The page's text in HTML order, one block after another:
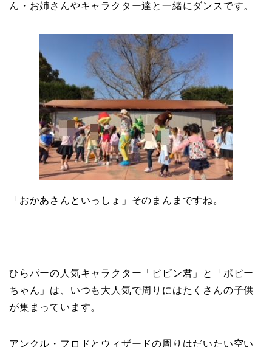
ん・お姉さんやキャラクター達と一緒にダンスです。
「おかあさんといっしょ」そのまんまですね。
ひらパーの人気キャラクター「ピピン君」と「ポピー
ちゃん」は、いつも大人気で周りにはたくさんの子供
が集まっています。
アンクル・フロドとウィザードの周りはだいたい空い